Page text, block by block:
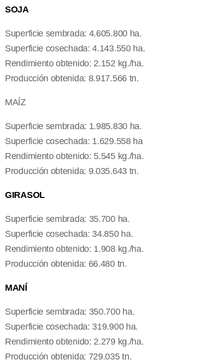
SOJA
Superficie sembrada: 4.605.800 ha.
Superficie cosechada: 4.143.550 ha.
Rendimiento obtenido: 2.152 kg./ha.
Producción obtenida: 8.917.566 tn.
MAÍZ
Superficie sembrada: 1.985.830 ha.
Superficie cosechada: 1.629.558 ha
Rendimiento obtenido: 5.545 kg./ha.
Producción obtenida: 9.035.643 tn.
GIRASOL
Superficie sembrada: 35.700 ha.
Superficie cosechada: 34.850 ha.
Rendimiento obtenido: 1.908 kg./ha.
Producción obtenida: 66.480 tn.
MANÍ
Superficie sembrada: 350.700 ha.
Superficie cosechada: 319.900 ha.
Rendimiento obtenido: 2.279 kg./ha.
Producción obtenida: 729.035 tn.